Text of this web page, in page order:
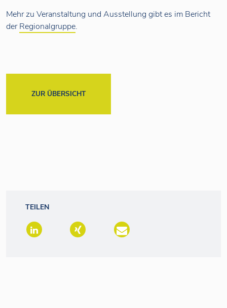
Mehr zu Veranstaltung und Ausstellung gibt es im Bericht
derRegionalgruppe.
ZUR ÜBERSICHT
TEILEN